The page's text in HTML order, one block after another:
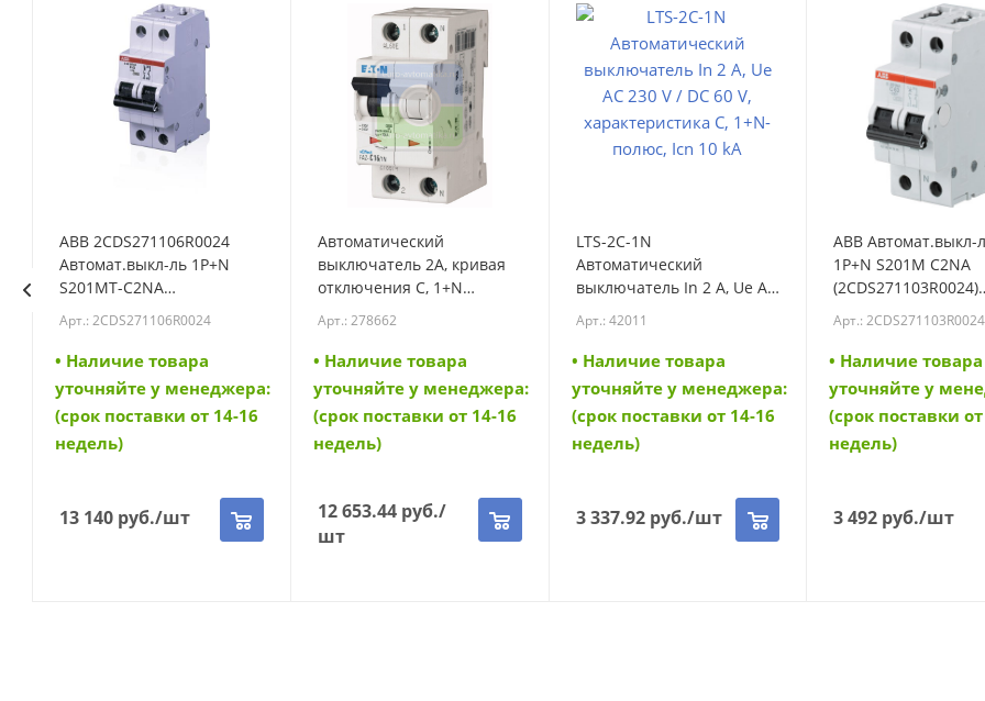
ABB 2CDS271106R0024
Автомат.выкл-ль 1P+N
S201MT-C2NA
Арт.: 2CDS271106R0024
• Наличие товара
уточняйте у менеджера:
(срок поставки от 14-16
недель)
13 140 руб./шт
Автоматический
выключатель 2А, кривая
отключения C, 1+N
10 кА (FAZ-C2/1N) (278662)
Арт.: 278662
• Наличие товара
уточняйте у менеджера:
(срок поставки от 14-16
недель)
12 653.44руб./
шт
LTS-2C-1N
Автоматический
выключатель In 2 A, Ue AC
характеристика C, 1+N-
полюс, Icn 10 kA (42011)
Арт.: 42011
• Наличие товара
уточняйте у менеджера:
(срок поставки от 14-16
недель)
3 337.92руб./шт
ABB Автомат.выкл-
1P+N S201M C2NA
(2CDS271103R0024)
Арт.: 2CDS271103R0024
• Наличие товара
уточняйте у
(срок поставки
недель)
3 492 руб./шт